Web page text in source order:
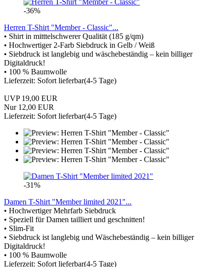
-36%
Herren T-Shirt "Member - Classic"...
• Shirt in mitttelschwerer Qualität (185 g/qm)
• Hochwertiger 2-Farb Siebdruck in Gelb / Weiß
• Siebdruck ist langlebig und wäschebeständig – kein billiger
Digitaldruck!
• 100 % Baumwolle
Lieferzeit: Sofort lieferbar(4-5 Tage)
UVP 19,00 EUR
Nur 12,00 EUR
Lieferzeit: Sofort lieferbar(4-5 Tage)
-31%
Damen T-Shirt "Member limited 2021"...
• Hochwertiger Mehrfarb Siebdruck
• Speziell für Damen tailliert und geschnitten!
• Slim-Fit
• Siebdruck ist langlebig und Wäschebeständig – kein billiger
Digitaldruck!
• 100 % Baumwolle
Lieferzeit: Sofort lieferbar(4-5 Tage)